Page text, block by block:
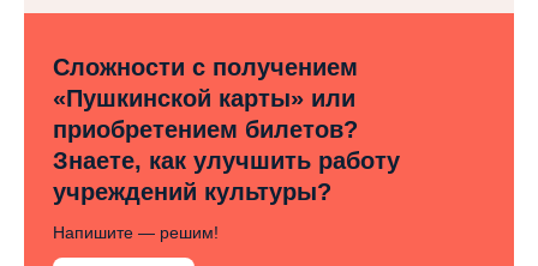
Сложности с получением
«Пушкинской карты» или
приобретением билетов?
Знаете, как улучшить работу
учреждений культуры?
Напишите — решим!